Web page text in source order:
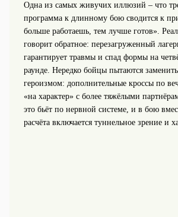
Одна из самых живучих иллюзий – что
программа к длинному бою сводится к
больше работаешь, тем лучше готов».
говорит обратное: перезагруженный
гарантирует травмы и спад формы на
раунде. Нередко бойцы пытаются
героизмом: дополнительные кроссы по
«на характер» с более тяжёлыми
это бьёт по нервной системе, и в бою
расчёта включается туннельное зрение и